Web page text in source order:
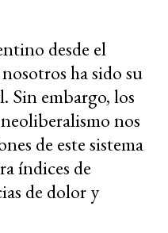
desde el
ha sido su
Sin embargo, los
nos
de este sistema
índices de
de dolor y